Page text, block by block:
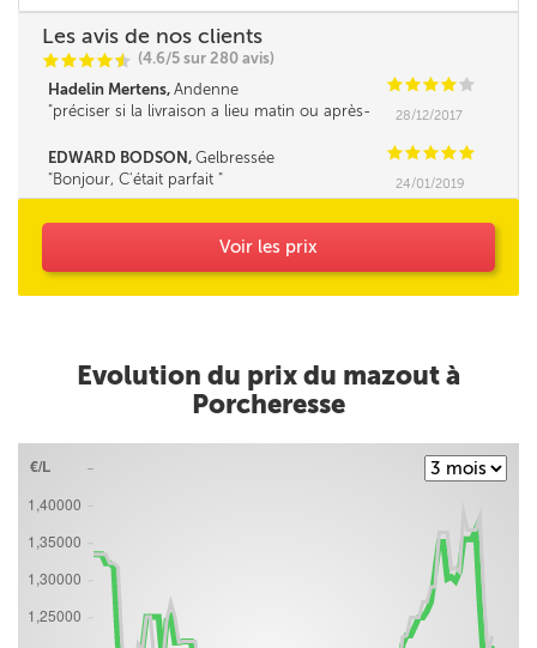
Les avis de nos clients
CCCCi
@ (4.6/5 sur 280 avis)
Hadelin Mertens, Andenne CCCC C
préciser si la livraison a lieu matin ou après-
28/12/2017
EDWARD BODSON, Gelbressée CCCCC
Bonjour, C'était parfait
24/01/2019
Voir les prix
Evolution du prix du mazout à
Porcheresse